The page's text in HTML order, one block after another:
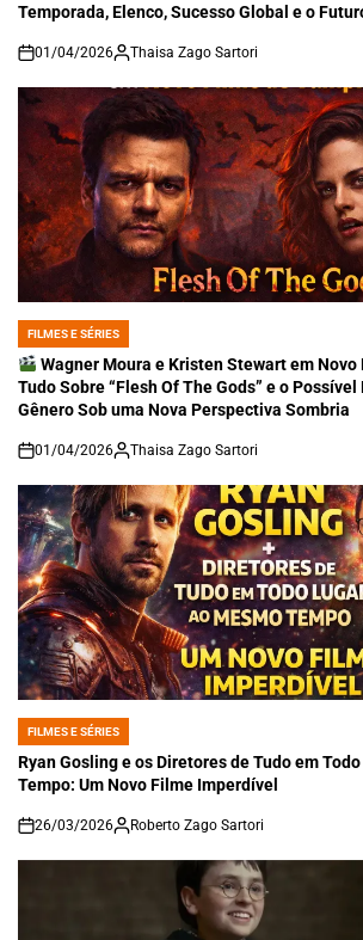
Temporada, Elenco, Sucesso Global e o
on
01/04/2026 Thaisa Zago Sartori
POSTED
IN
FILMES E SÉRIES
Wagner Moura e Kristen Stewart em Novo
Tudo Sobre “Flesh Of The Gods” e o
Gênero Sob uma Nova Perspectiva Sombria
on
01/04/2026 Thaisa Zago Sartori
POSTED
IN
FILMES E SÉRIES
Ryan Gosling e os Diretores de Tudo em
Tempo: Um Novo Filme Imperdível
on
26/03/2026 Roberto Zago Sartori